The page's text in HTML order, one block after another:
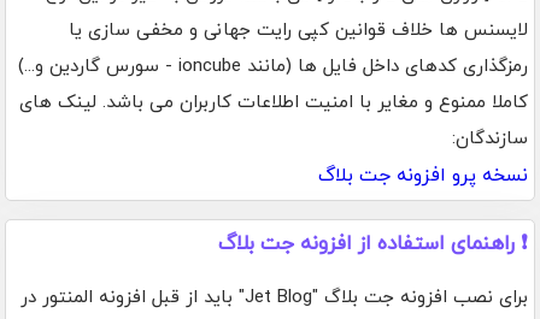
لایسنس ها خلاف قوانین کپی رایت جهانی و مخفی سازی یا
رمزگذاری کدهای داخل فایل ها (مانند ioncube - سورس گاردین و...)
کاملا ممنوع و مغایر با امنیت اطلاعات کاربران می باشد. لینک های
سازندگان:
نسخه پرو افزونه جت بلاگ
❗ راهنمای استفاده از افزونه جت بلاگ
برای نصب افزونه جت بلاگ "Jet Blog" باید از قبل افزونه المنتور در